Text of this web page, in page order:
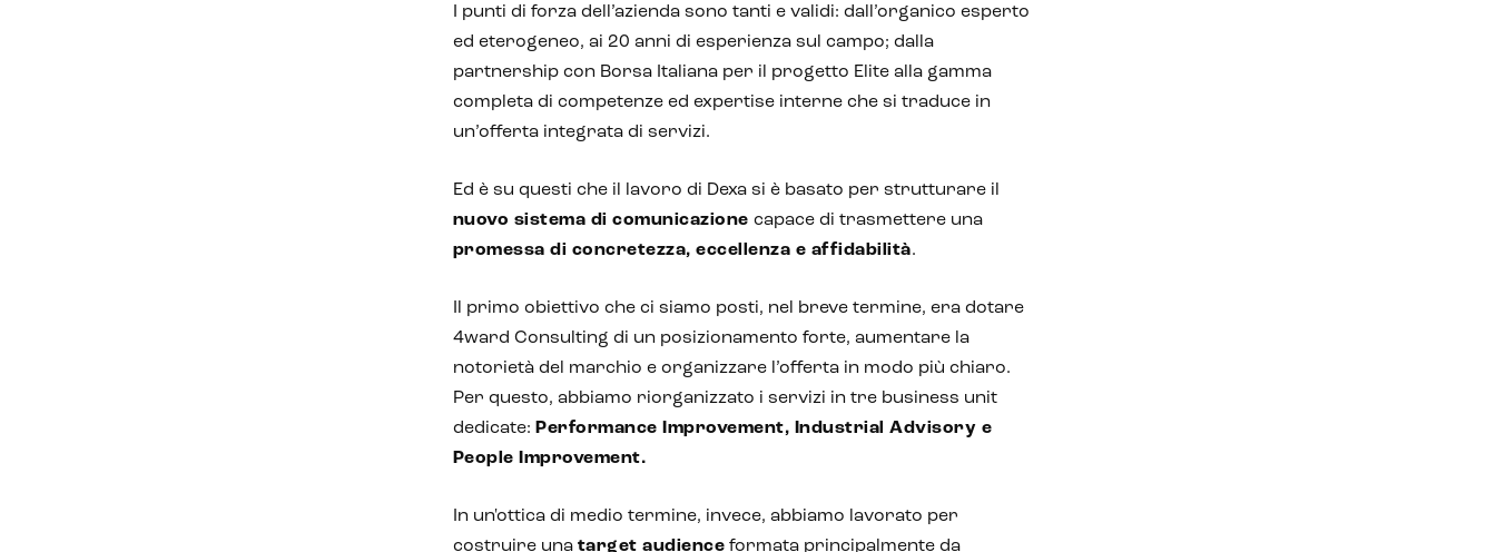
I punti di forza dell’azienda sono tanti e validi: dall’organico esperto
ed eterogeneo, ai 20 anni di esperienza sul campo; dalla
partnership con Borsa Italiana per il progetto Elite alla gamma
completa di competenze ed expertise interne che si traduce in
un’offerta integrata di servizi.
Ed è su questi che il lavoro di Dexa si è basato per strutturare il
nuovo sistema di comunicazionecapace di trasmettere una
promessa di concretezza, eccellenza e affidabilità.
Il primo obiettivo che ci siamo posti, nel breve termine, era dotare
4ward Consulting di un posizionamento forte, aumentare la
notorietà del marchio e organizzare l’offerta in modo più chiaro.
Per questo, abbiamo riorganizzato i servizi in tre business unit
dedicate: Performance Improvement, Industrial Advisory e
People Improvement.
In un'ottica di medio termine, invece, abbiamo lavorato per
costruire una target audience formata principalmente da